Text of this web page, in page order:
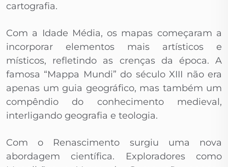
cartografia.
Com a Idade Média, os mapas começaram a
incorporar elementos mais artísticos e
místicos, refletindo as crenças da época. A
famosa “Mappa Mundi” do século XIII não era
apenas um guia geográfico, mas também um
compêndio do conhecimento medieval,
interligando geografia e teologia.
Com o Renascimento surgiu uma nova
abordagem científica. Exploradores como